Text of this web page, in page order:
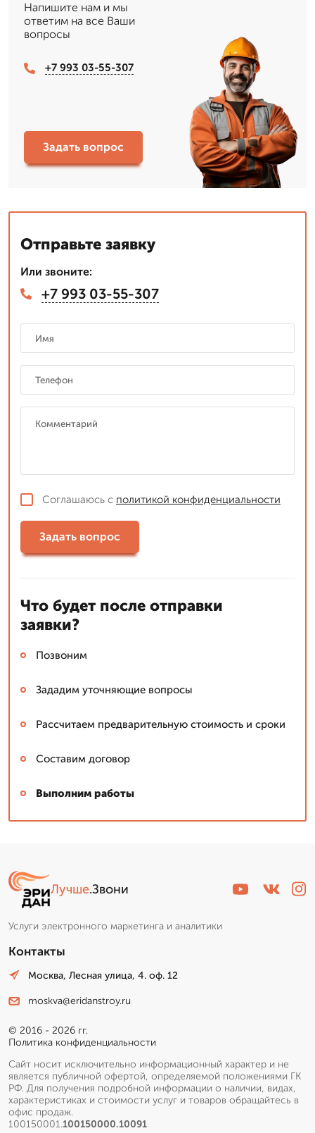
Напишите нам и мы
ответим на все Ваши
вопросы
+7 993 03-55-307
Задать вопрос
Отправьте заявку
Или звоните:
+7 993 03-55-307
Соглашаюсь с политикой конфиденциальности
Задать вопрос
Что будет после отправки
заявки?
Позвоним
Зададим уточняющие вопросы
Рассчитаем предварительную стоимость и сроки
Составим договор
Выполним работы
Лучше.Звони
Услуги электронного маркетинга и аналитики
Контакты
Москва, Лесная улица, 4. оф. 12
moskva@eridanstroy.ru
© 2016 - 2026 гг.
Политика конфиденциальности
Сайт носит исключительно информационный характер и не
является публичной офертой, определяемой положениями ГК
РФ. Для получения подробной информации о наличии, видах,
характеристиках и стоимости услуг и товаров обращайтесь в
офис продаж.
100150001.100150000.10091